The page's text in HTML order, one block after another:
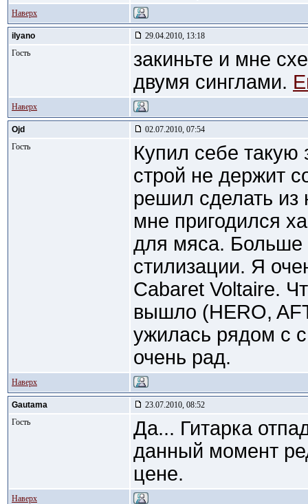
Наверх
ilyano
29.04.2010, 13:18
Гость
закиньте и мне
двумя синглами.
Наверх
Ojd
02.07.2010, 07:54
Гость
Купил себе
строй не держит
решил сделать
мне пригодился
для мяса. Больше
стилизации. Я
Cabaret Voltaire.
вышло (HERO,
ужилась рядом с
очень рад.
Наверх
Gautama
23.07.2010, 08:52
Гость
Да... Гитарка
данный момент
цене.
Наверх